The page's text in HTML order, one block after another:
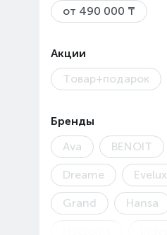
от 490 000 ₸
Акции
Товар+подарок
Бренды
Ava
BENOIT
Dreame Evelux
Grand Hansa